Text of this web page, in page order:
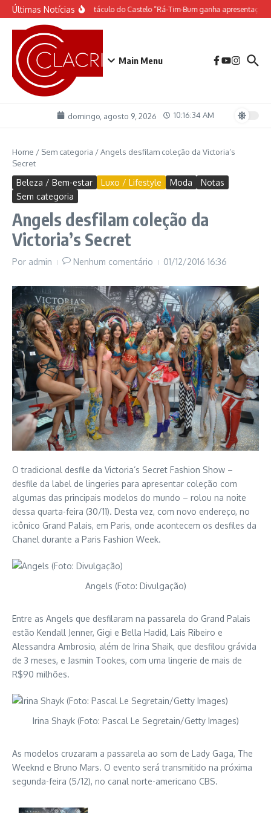
Ir para o conteúdo
Últimas NotíciasO espetáculo do Castelo “Rá-Tim-Bum ganha apresentação
Main Menu
domingo, agosto 9, 2026 10:16:35 AM
Home / Sem categoria /Angels desfilam coleção da Victoria’s
Secret
Beleza / Bem-estar Luxo / Lifestyle Moda
Notas
Sem categoria
Angels desfilam coleção da
Victoria’s Secret
Por admin Nenhum comentário 01/12/2016 16:36
O tradicional desfile da Victoria’s Secret Fashion Show –
desfile da label de lingeries para apresentar coleção com
algumas das principais modelos do mundo – rolou na noite
dessa quarta-feira (30/11). Desta vez, com novo endereço, no
icônico Grand Palais, em Paris, onde acontecem os desfiles da
Chanel durante a Paris Fashion Week.
Angels (Foto: Divulgação)
Entre as Angels que desfilaram na passarela do Grand Palais
estão Kendall Jenner, Gigi e Bella Hadid, Lais Ribeiro e
Alessandra Ambrosio, além de Irina Shaik, que desfilou grávida
de 3 meses, e Jasmin Tookes, com uma lingerie de mais de
R$90 milhões.
Irina Shayk (Foto: Pascal Le Segretain/Getty Images)
As modelos cruzaram a passarela ao som de Lady Gaga, The
Weeknd e Bruno Mars. O evento será transmitido na próxima
segunda-feira (5/12), no canal norte-americano CBS.